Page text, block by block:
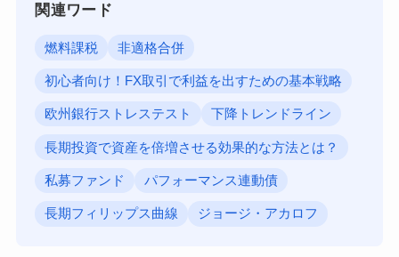
関連ワード
燃料課税 非適格合併
初心者向け！FX取引で利益を出すための基本戦略
欧州銀行ストレステスト 下降トレンドライン
長期投資で資産を倍増させる効果的な方法とは？
私募ファンド パフォーマンス連動債
長期フィリップス曲線 ジョージ・アカロフ